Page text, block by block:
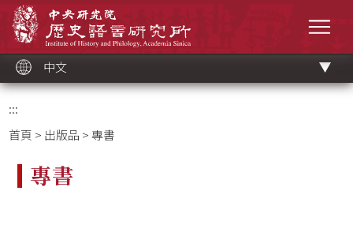
中文
:::
首頁 > 出版品 > 專書
專書